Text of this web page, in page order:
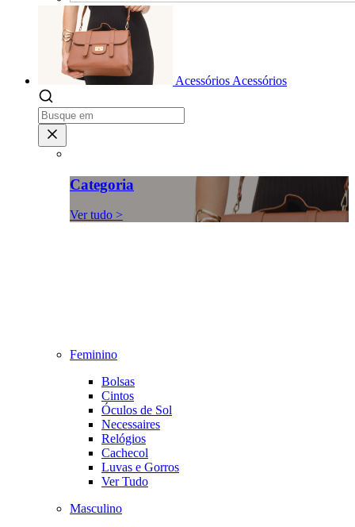
Acessórios Acessórios
Categoria
Ver tudo >
Feminino
Bolsas
Cintos
Óculos de Sol
Necessaires
Relógios
Cachecol
Luvas e Gorros
Ver Tudo
Masculino